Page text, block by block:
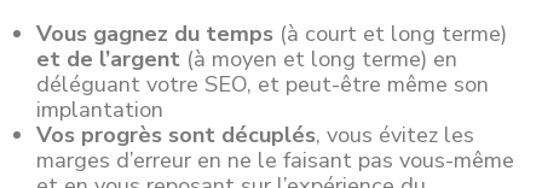
Vous gagnez du temps (à court et long terme)
et de l’argent (à moyen et long terme) en
déléguant votre SEO, et peut-être même son
implantation
Vos progrès sont décuplés, vous évitez les
marges d’erreur en ne le faisant pas vous-même